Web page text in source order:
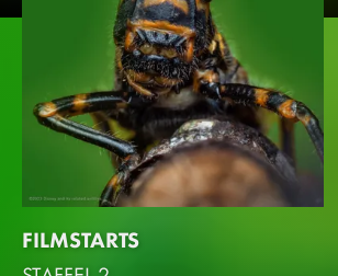
FILMSTARTS